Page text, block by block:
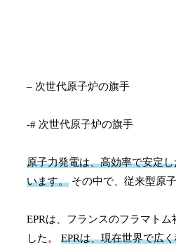
– 次世代原子炉の旗手
-# 次世代原子炉の旗手
原子力発電は、高効率で安定
います。 その中で、従来型原
EPRは、フランスのフラマト
した。 EPRは、現在世界で広